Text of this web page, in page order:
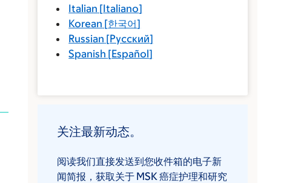
Italian [Italiano]
Korean [한국어]
Russian [Русский]
Spanish [Español]
关注最新动态。
阅读我们直接发送到您收件箱的电子新
闻简报，获取关于 MSK 癌症护理和研究